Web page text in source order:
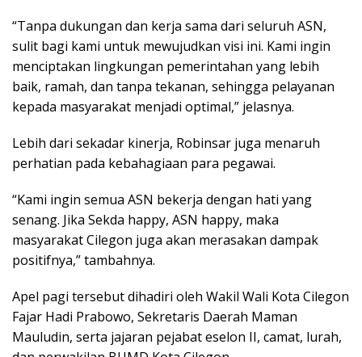
“Tanpa dukungan dan kerja sama dari seluruh ASN,
sulit bagi kami untuk mewujudkan visi ini. Kami ingin
menciptakan lingkungan pemerintahan yang lebih
baik, ramah, dan tanpa tekanan, sehingga pelayanan
kepada masyarakat menjadi optimal,” jelasnya.
Lebih dari sekadar kinerja, Robinsar juga menaruh
perhatian pada kebahagiaan para pegawai.
“Kami ingin semua ASN bekerja dengan hati yang
senang. Jika Sekda happy, ASN happy, maka
masyarakat Cilegon juga akan merasakan dampak
positifnya,” tambahnya.
Apel pagi tersebut dihadiri oleh Wakil Wali Kota Cilegon
Fajar Hadi Prabowo, Sekretaris Daerah Maman
Mauludin, serta jajaran pejabat eselon II, camat, lurah,